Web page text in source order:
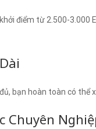
điểm từ 2.500-3.000
bạn hoàn toàn có thể
Chuyên